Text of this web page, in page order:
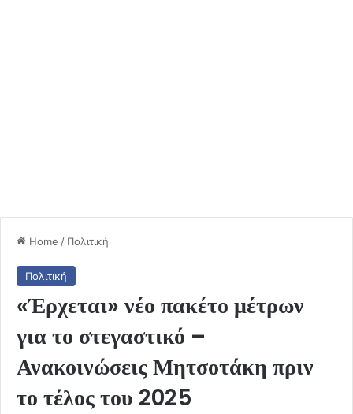
Home / Πολιτική
Πολιτική
«Έρχεται» νέο πακέτο μέτρων
για το στεγαστικό –
Ανακοινώσεις Μητσοτάκη πριν
το τέλος του 2025